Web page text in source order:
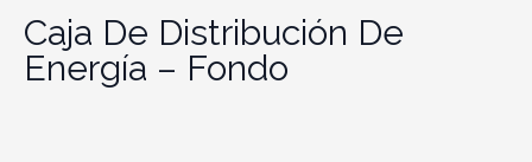
Caja De Distribución De
Energía – Fondo